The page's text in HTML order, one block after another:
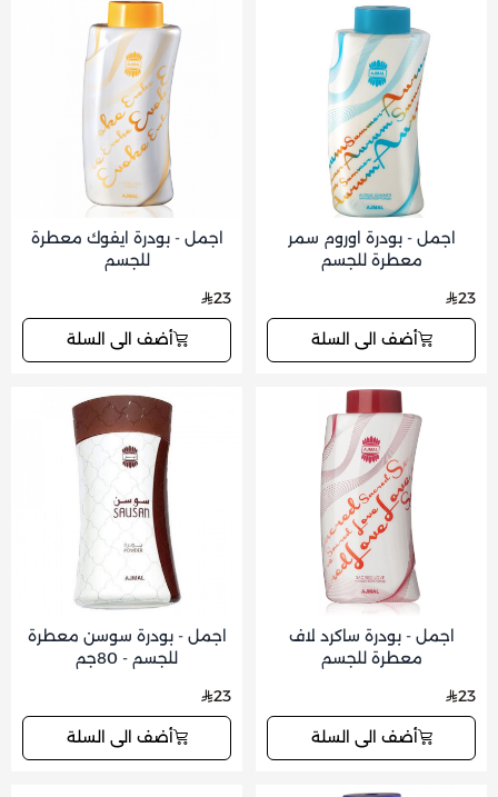
اجمل - بودرة اوروم سمر
معطرة للجسم
23
أضف الى السلة
اجمل - بودرة ايفوك معطرة
للجسم
23
أضف الى السلة
اجمل - بودرة ساكرد لاف
معطرة للجسم
23
أضف الى السلة
اجمل - بودرة سوسن معطرة
للجسم - 80جم
23
أضف الى السلة